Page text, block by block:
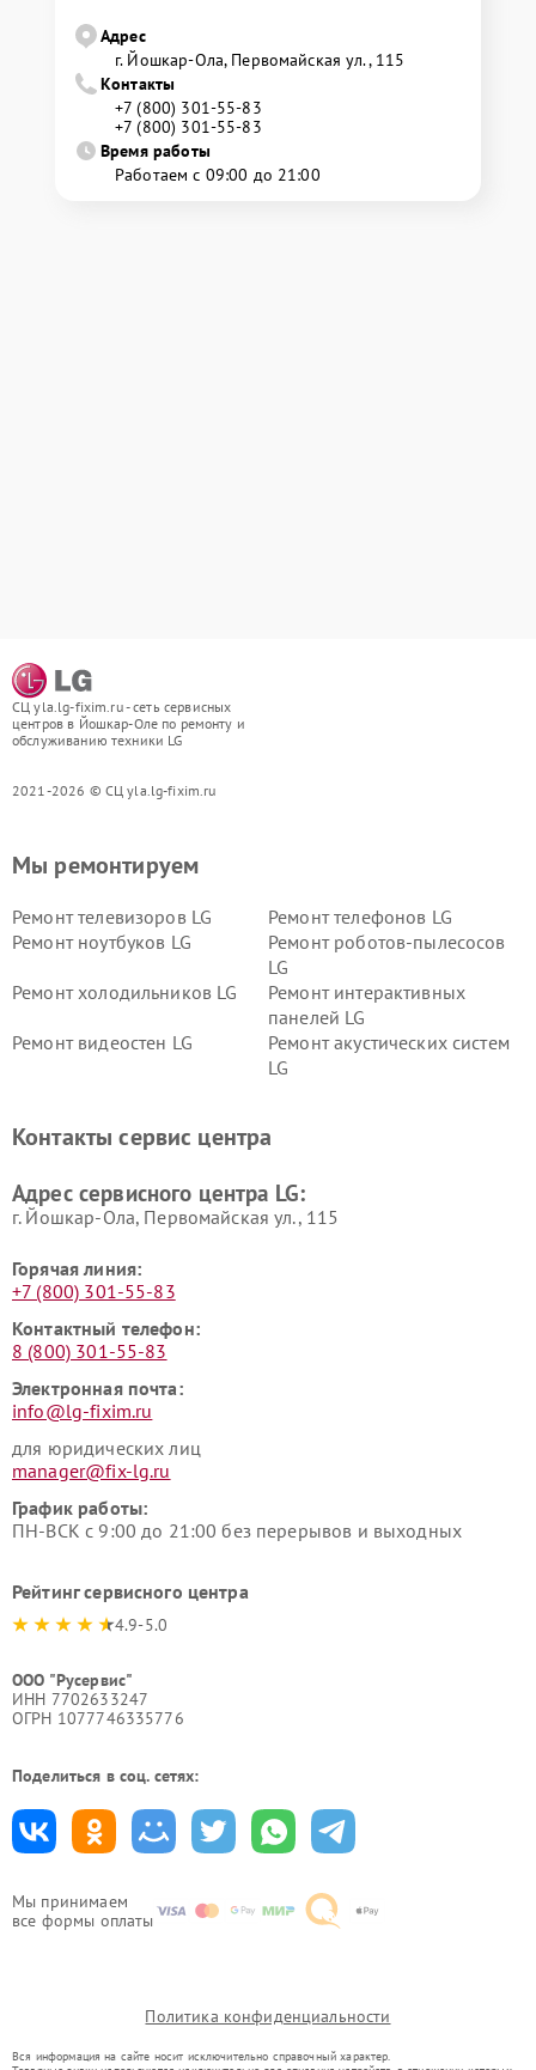
Адрес
г. Йошкар-Ола, Первомайская ул., 115
Контакты
+7 (800) 301-55-83
+7 (800) 301-55-83
Время работы
Работаем с 09:00 до 21:00
СЦ yla.lg-fixim.ru - сеть сервисных
центров в Йошкар-Оле по ремонту и
обслуживанию техники LG
2021-2026 © СЦ yla.lg-fixim.ru
Мы принимаем
все формы оплаты
Мы ремонтируем
Ремонт телевизоров LG
Ремонт телефонов LG
Ремонт ноутбуков LG
Ремонт роботов-пылесосов
LG
Ремонт холодильников LG
Ремонт интерактивных
панелей LG
Ремонт видеостен LG
Ремонт акустических систем
LG
Ремонт морозильных камер
Ремонт вертикальных
Контакты сервис центра
Адрес сервисного центра LG:
г. Йошкар-Ола, Первомайская ул., 115
Горячая линия:
+7 (800) 301-55-83
Контактный телефон:
8 (800) 301-55-83
Электронная почта:
info@lg-fixim.ru
для юридических лиц
manager@fix-lg.ru
График работы:
ПН-ВСК с 9:00 до 21:00 без перерывов и выходных
Рейтинг сервисного центра
4.9-5.0
ООО "Русервис"
ИНН 7702633247
ОГРН 1077746335776
Поделиться в соц. сетях:
Политика конфиденциальности
Вся информация на сайте носит исключительно справочный характер.